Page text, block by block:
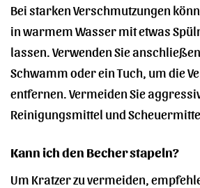
Bei starken Verschmutzungen
in warmem Wasser mit etwas
lassen. Verwenden Sie
Schwamm oder ein Tuch, um die
entfernen. Vermeiden Sie
Reinigungsmittel und
Kann ich den Becher stapeln?
Um Kratzer zu vermeiden,